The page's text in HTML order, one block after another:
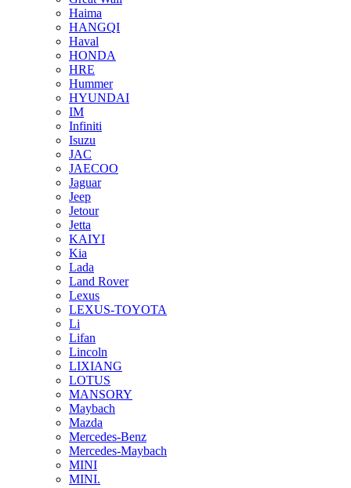
Haima
HANGQI
Haval
HONDA
HRE
Hummer
HYUNDAI
IM
Infiniti
Isuzu
JAC
JAECOO
Jaguar
Jeep
Jetour
Jetta
KAIYI
Kia
Lada
Land Rover
Lexus
LEXUS-TOYOTA
Li
Lifan
Lincoln
LIXIANG
LOTUS
MANSORY
Maybach
Mazda
Mercedes-Benz
Mercedes-Maybach
MINI
MINI.